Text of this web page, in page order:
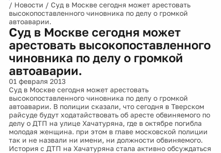
/ Новости / Суд в Москве сегодня может арестовать
высокопоставленного чиновника по делу о громкой
автоаварии.
Суд в Москве сегодня может
арестовать высокопоставленного
чиновника по делу о громкой
автоаварии.
01 февраля 2013
Суд в Москве сегодня может арестовать
высокопоставленного чиновника по делу о громкой
автоаварии. В полиции сказали, что сегодня в Тверском
райсуде будут ходатайствовать об аресте обвиняемого по
делу о ДТП на улице Хачатуряна, где в октябре погибла
молодая женщина. при этом в главе московской полиции
так и не назвали ни имени, ни должности обвиняемого.
История с ДТП на Хачатуряна стала активно обсуждаться